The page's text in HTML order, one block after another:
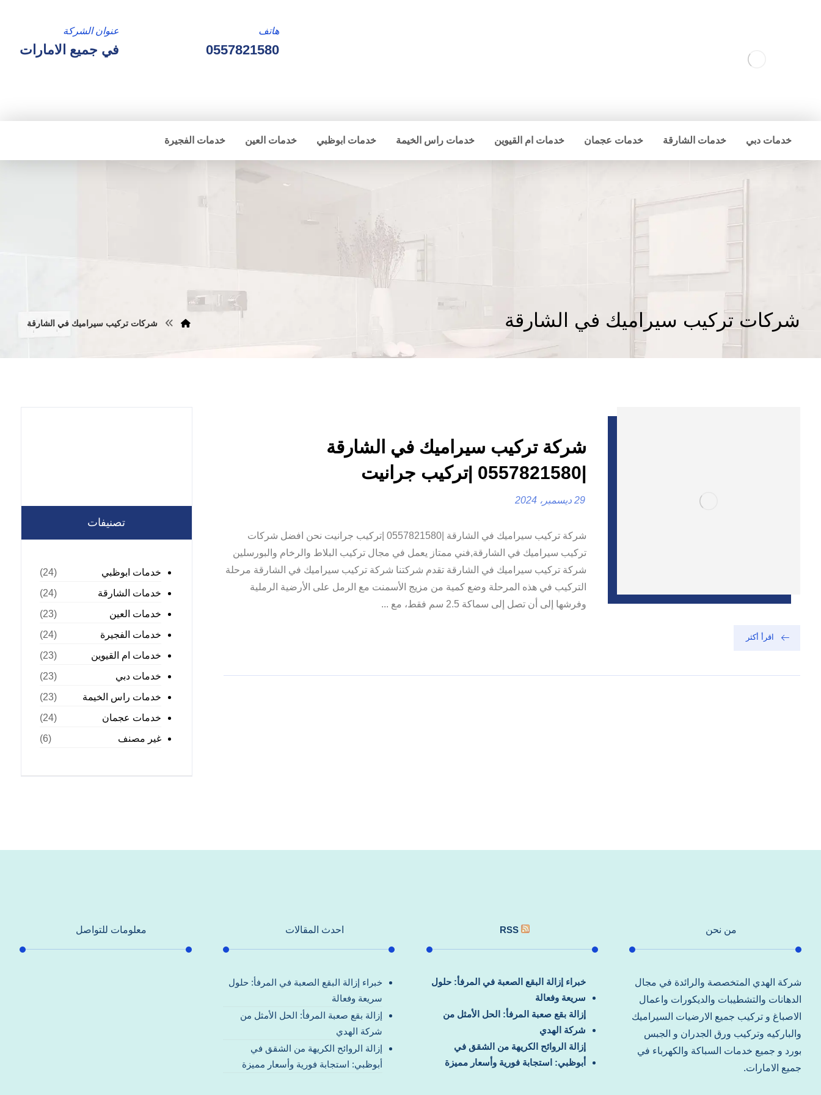
عنوان الشركة
في جميع الامارات
هاتف
0557821580
خدمات دبي خدمات الشارقة خدمات عجمان خدمات ام القيوين خدمات راس الخيمة خدمات ابوظبي خدمات العين خدمات الفجيرة
شركات تركيب سيراميك في الشارقة شركات تركيب سيراميك في الشارقة
شركة تركيب سيراميك في الشارقة
|0557821580 |تركيب جرانيت
29 ديسمبر، 2024
شركة تركيب سيراميك في الشارقة |0557821580 |تركيب جرانيت نحن افضل شركات
تركيب سيراميك في الشارقة,فني ممتاز يعمل في مجال تركيب البلاط والرخام والبورسلين
شركة تركيب سيراميك في الشارقة تقدم شركتنا شركة تركيب سيراميك في الشارقة مرحلة
التركيب في هذه المرحلة وضع كمية من مزيج الأسمنت مع الرمل على الأرضية الرملية
وفرشها إلى أن تصل إلى سماكة 2.5 سم فقط، مع ...
اقرأ أكثر
تصنيفات
خدمات ابوظبي
(24)
خدمات الشارقة
(24)
خدمات العين
(23)
خدمات الفجيرة
(24)
خدمات ام القيوين
(23)
خدمات دبي
(23)
خدمات راس الخيمة
(23)
خدمات عجمان
(24)
غير مصنف
(6)
من نحن
شركة الهدي المتخصصة والرائدة في مجال
الدهانات والتشطيبات والديكورات واعمال
الاصباغ و تركيب جميع الارضيات السيراميك
والباركيه وتركيب ورق الجدران و الجبس
بورد و جميع خدمات السباكة والكهرباء في
جميع الامارات.
RSS
خبراء إزالة البقع الصعبة في المرفأ: حلول
سريعة وفعالة
إزالة بقع صعبة المرفأ: الحل الأمثل من
شركة الهدي
إزالة الروائح الكريهة من الشقق في
أبوظبي: استجابة فورية وأسعار مميزة
احدث المقالات
خبراء إزالة البقع الصعبة في المرفأ: حلول
سريعة وفعالة
إزالة بقع صعبة المرفأ: الحل الأمثل من
شركة الهدي
إزالة الروائح الكريهة من الشقق في
أبوظبي: استجابة فورية وأسعار مميزة
معلومات للتواصل